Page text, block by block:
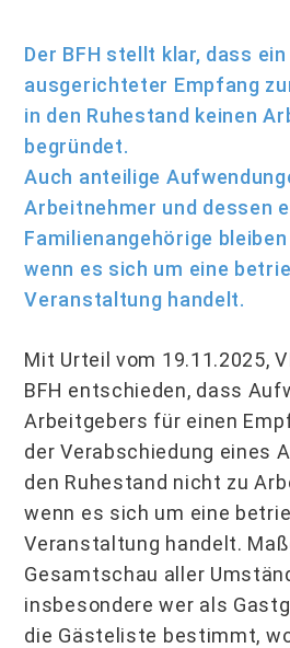
Der BFH stellt klar, dass
ausgerichteter Empfang
in den Ruhestand keinen
begründet.
Auch anteilige
Arbeitnehmer und dessen
Familienangehörige
wenn es sich um eine
Veranstaltung handelt.
Mit Urteil vom 19.11.2025,
BFH entschieden, dass
Arbeitgebers für einen
der Verabschiedung eines
den Ruhestand nicht zu
wenn es sich um eine
Veranstaltung handelt.
Gesamtschau aller
insbesondere wer als
die Gästeliste bestimmt,